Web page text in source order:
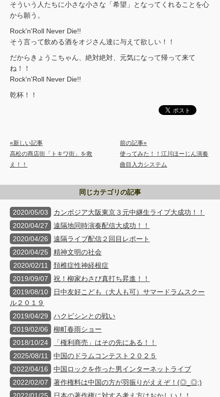
そういう人たちに小さな小さな「希望」となってくれることを心
から願う。
Rock'n'Roll Never Die!!
そう言って飲める酒をオジさん達に与えて欲しい！！
だからきょうこちゃん、絶対絶対、元気になって帰って来て
ね！！
Rock'n'Roll Never Die!!
乾杯！！
«新しい記事
高松の商店街「トキワ街」を救
え！！
前の記事»
使ってみた！！江川ほーじん演奏
曲目入力システム
同じカテゴリの記事
2020/05/03
カンボジア大阪東京３元中継生ライブ大成功！！
2020/04/27
遠隔地同時演奏配信大成功！！
2020/04/26
遠隔ライブ配信２回目レポート
2020/04/25
精神文明の社会
2020/02/11
頚椎症性神経根症
2019/09/07
祝！柳家わさび真打ち昇進！！
2019/08/10
日中友好こども（大人も可）サマードラムスクー
ル２０１９
2019/04/29
ハクビシンとの戦い
2019/02/06
柳町春雨ショー
2018/10/24
「権利商売」はその先にある！！
2025/08/11
中国のドラムコンテスト２０２５
2022/04/16
中国ロックを作った男インターネットライブ
2022/02/07
著作権料は中国の方が羽振りがええぞ！(◎_◎;)